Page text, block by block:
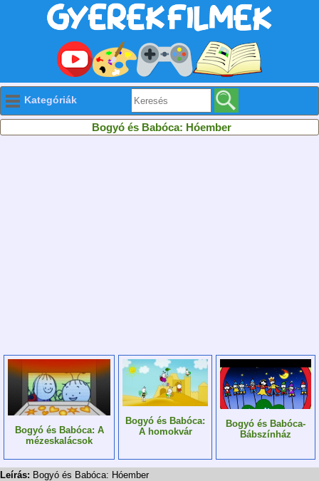
Kategóriák
Bogyó és Babóca: Hóember
Bogyó és Babóca: A
mézeskalácsok
Bogyó és Babóca:
A homokvár
Bogyó és Babóca-
Bábszínház
Leírás: Bogyó és Babóca: Hóember